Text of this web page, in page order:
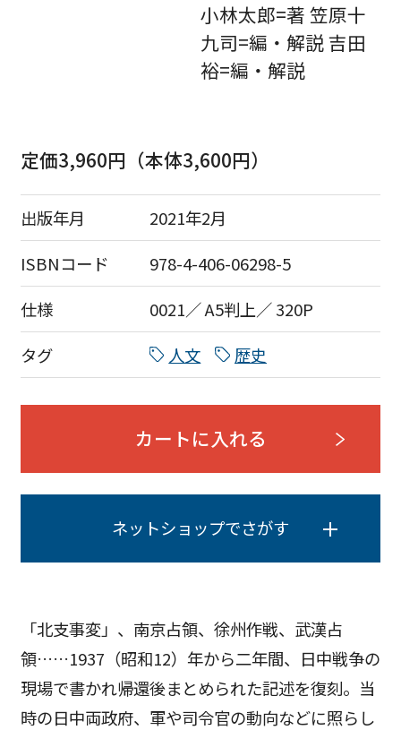
小林太郎=著 笠原十
九司=編・解説 吉田
裕=編・解説
定価3,960円（本体3,600円）
出版年月
2021年2月
ISBNコード
978-4-406-06298-5
仕様
0021／ A5判上／ 320P
タグ
人文 歴史
カートに入れる
ネットショップでさがす
「北支事変」、南京占領、徐州作戦、武漢占
領……1937（昭和12）年から二年間、日中戦争の
現場で書かれ帰還後まとめられた記述を復刻。当
時の日中両政府、軍や司令官の動向などに照らし